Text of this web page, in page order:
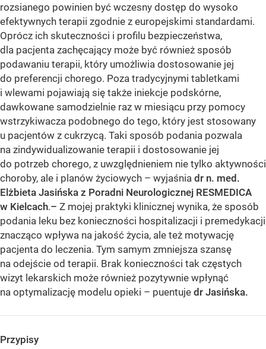
rozsianego powinien być wczesny dostęp do wysoko
efektywnych terapii zgodnie z europejskimi standardami.
Oprócz ich skuteczności i profilu bezpieczeństwa,
dla pacjenta zachęcający może być również sposób
podawaniu terapii, który umożliwia dostosowanie jej
do preferencji chorego. Poza tradycyjnymi tabletkami
i wlewami pojawiają się także iniekcje podskórne,
dawkowane samodzielnie raz w miesiącu przy pomocy
wstrzykiwacza podobnego do tego, który jest stosowany
u pacjentów z cukrzycą. Taki sposób podania pozwala
na zindywidualizowanie terapii i dostosowanie jej
do potrzeb chorego, z uwzględnieniem nie tylko aktywności
choroby, ale i planów życiowych – wyjaśnia dr n. med.
Elżbieta Jasińska z Poradni Neurologicznej RESMEDICA
w Kielcach.– Z mojej praktyki klinicznej wynika, że sposób
podania leku bez konieczności hospitalizacji i premedykacji
znacząco wpływa na jakość życia, ale też motywację
pacjenta do leczenia. Tym samym zmniejsza szansę
na odejście od terapii. Brak konieczności tak częstych
wizyt lekarskich może również pozytywnie wpłynąć
na optymalizację modelu opieki – puentuje dr Jasińska.
Przypisy